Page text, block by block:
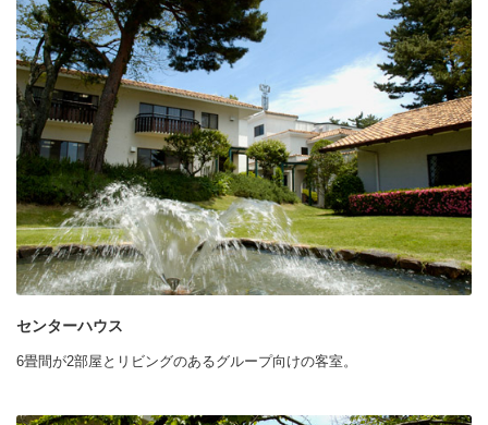
センターハウス
6畳間が2部屋とリビングのあるグループ向けの客室。